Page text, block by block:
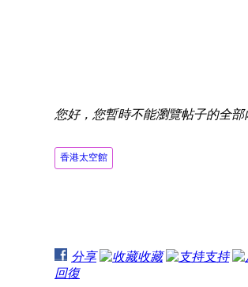
您好，您暫時不能瀏覽帖子的全
香港太空館
分享 收藏 支持
回復